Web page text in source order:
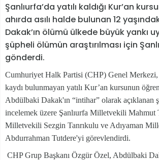
Şanlıurfa’da yatılı kaldığı Kur’an
ahırda asılı halde bulunan 12
Dakak’ın ölümü ülkede büyük yankı
şüpheli ölümün araştırılması için
gönderdi.
Cumhuriyet Halk Partisi (CHP) Genel Merkezi,
kaydı bulunmayan yatılı Kur’an kursunun
Abdülbaki Dakak'ın “intihar” olarak açıklanan
incelemek üzere Şanlıurfa Milletvekili Mahmut
Milletvekili Sezgin Tanrıkulu ve Adıyaman
Abdurrahman Tutdere'yi görevlendirdi.
CHP Grup Başkanı Özgür Özel, Abdülbaki